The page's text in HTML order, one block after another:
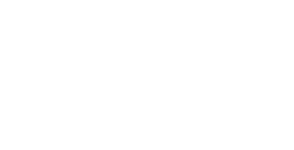
hotelů